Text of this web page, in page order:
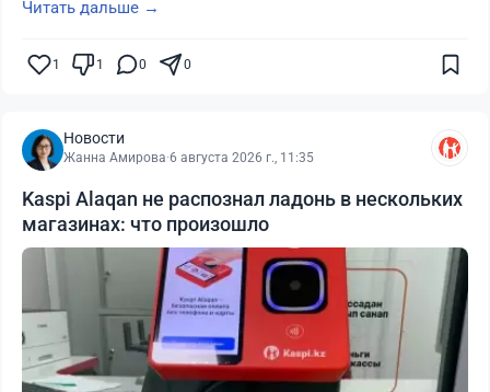
Читать дальше →
1 1 0 0
Новости
Жанна Амирова·6 августа 2026 г., 11:35
Kaspi Alaqan не распознал ладонь в нескольких
магазинах: что произошло